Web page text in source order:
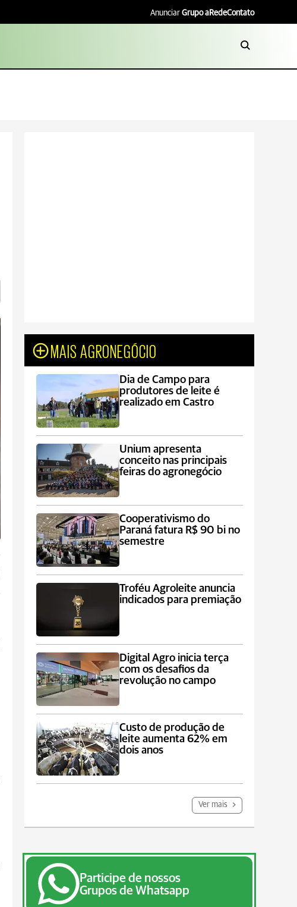
Anunciar Grupo aRedeContato
MAIS AGRONEGÓCIO
Dia de Campo para
produtores de leite é
realizado em Castro
Unium apresenta
conceito nas principais
feiras do agronegócio
Cooperativismo do
Paraná fatura R$ 90 bi no
semestre
Troféu Agroleite anuncia
indicados para premiação
Digital Agro inicia terça
com os desafios da
revolução no campo
Custo de produção de
leite aumenta 62% em
dois anos
Ver mais
Participe de nossos
Grupos de Whatsapp